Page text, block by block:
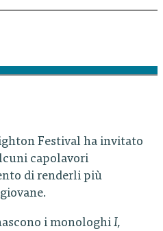
Festival ha invitato
capolavori
di renderli più
i monologhi I,